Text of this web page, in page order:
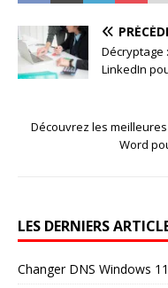
Décryptage
LinkedIn
Découvrez les
Word
LES DERNIERS
Changer DNS Windows